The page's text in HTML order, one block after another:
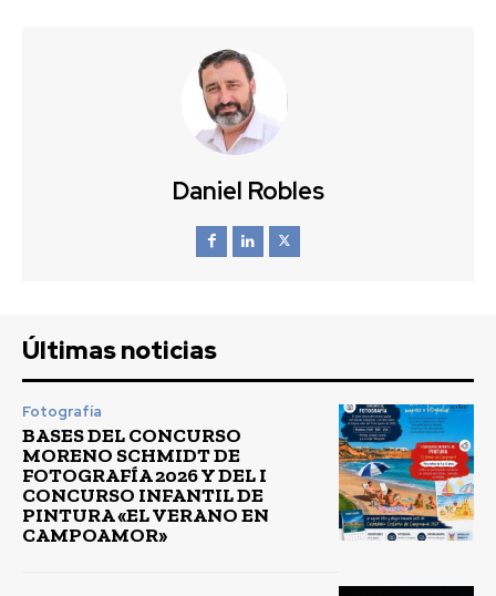
Daniel Robles
Últimas noticias
Fotografía
BASES DEL CONCURSO
MORENO SCHMIDT DE
FOTOGRAFÍA 2026 Y DEL I
CONCURSO INFANTIL DE
PINTURA «EL VERANO EN
CAMPOAMOR»